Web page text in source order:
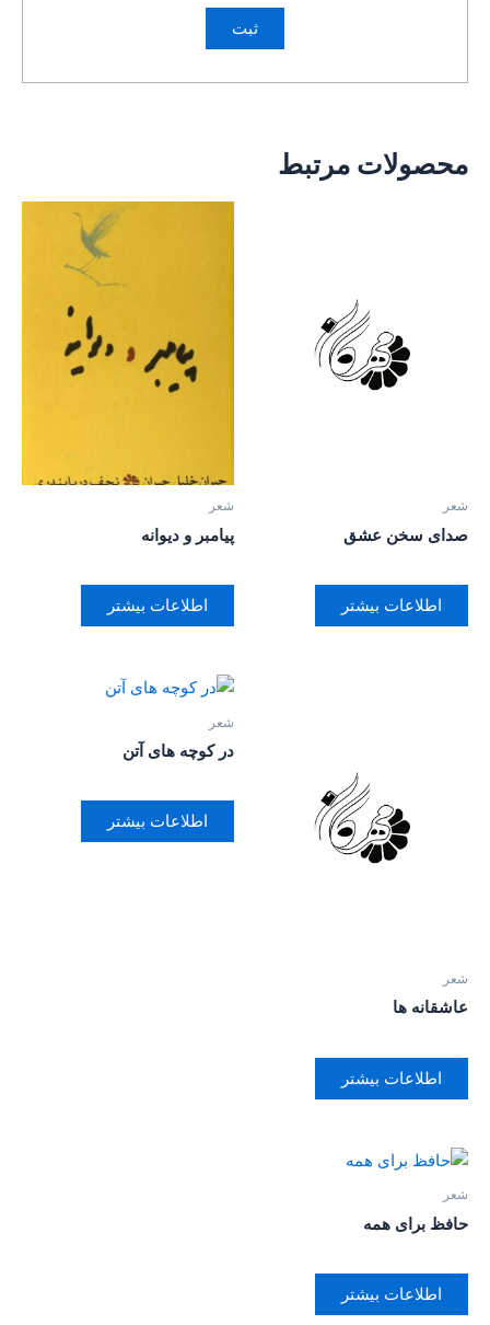
محصولات مرتبط
شعر
صدای سخن عشق
اطلاعات بیشتر
شعر
پیامبر و دیوانه
اطلاعات بیشتر
شعر
عاشقانه ها
اطلاعات بیشتر
شعر
در کوچه های آتن
اطلاعات بیشتر
شعر
حافظ برای همه
اطلاعات بیشتر